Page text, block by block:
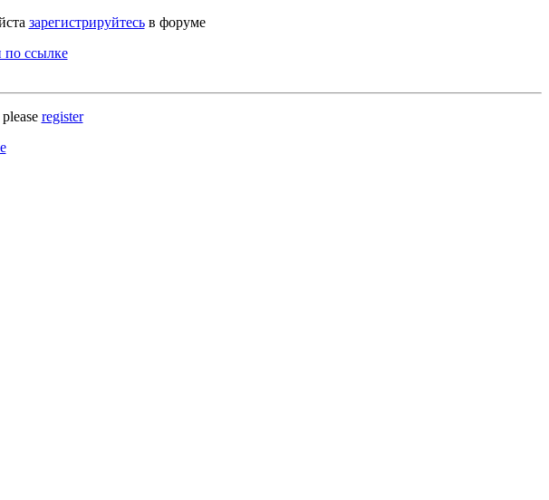
зарегистрируйтесьв форуме
по ссылке
register